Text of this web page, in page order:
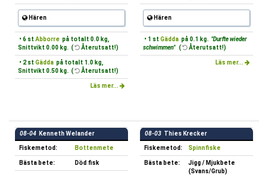
Hären
• 6 st Abborre på totalt 0.0 kg,
Snittvikt 0.00 kg. (
Återutsatt!)
• 2 st Gädda på totalt 1.0 kg,
Snittvikt 0.50 kg. (
Återutsatt!)
Läs mer...
Hären
• 1 st Gädda på 0.1 kg. "Durfte wieder
schwimmen" ( Återutsatt!)
Läs mer...
08-04 Kenneth Welander
Fiskemetod: Bottenmete
Bästa bete: Död fisk
08-03 Thies Krecker
Fiskemetod: Spinnfiske
Bästa bete:
Jigg / Mjukbete
(Svans/Grub)